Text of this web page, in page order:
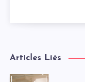
Articles Liés